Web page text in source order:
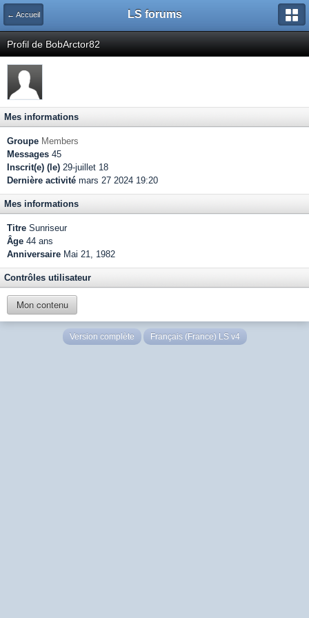
← Accueil LS forums
Profil de BobArctor82
Mes informations
Groupe Members
Messages 45
Inscrit(e) (le) 29-juillet 18
Dernière activité mars 27 2024 19:20
Mes informations
Titre Sunriseur
Âge 44 ans
Anniversaire Mai 21, 1982
Contrôles utilisateur
Mon contenu
Version complète Français (France) LS v4